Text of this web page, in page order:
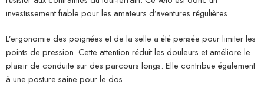
investissement fiable pour les amateurs d’aventures régulières.
L’ergonomie des poignées et de la selle a été pensée pour limiter les
points de pression. Cette attention réduit les douleurs et améliore le
plaisir de conduite sur des parcours longs. Elle contribue également
à une posture saine pour le dos.